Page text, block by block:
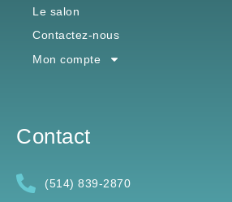
Le salon
Contactez-nous
Mon compte
Contact
(514) 839-2870